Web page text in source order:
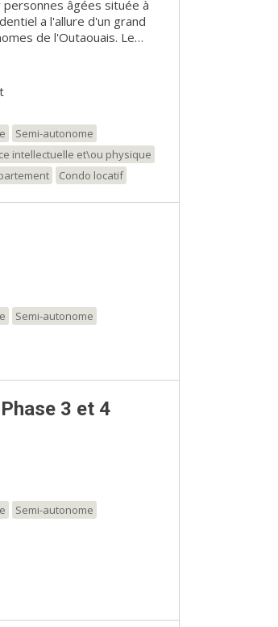
âgées située à
a l'allure d'un grand
de l'Outaouais. Le
les villes de Gatineau et
En plus de profiter du
faire une
autonomes. La section des
les personnes atteintes
unité sont codées afin
Semi-autonome
intellectuelle et\ou physique
Condo locatif
Semi-autonome
3 et 4
Semi-autonome